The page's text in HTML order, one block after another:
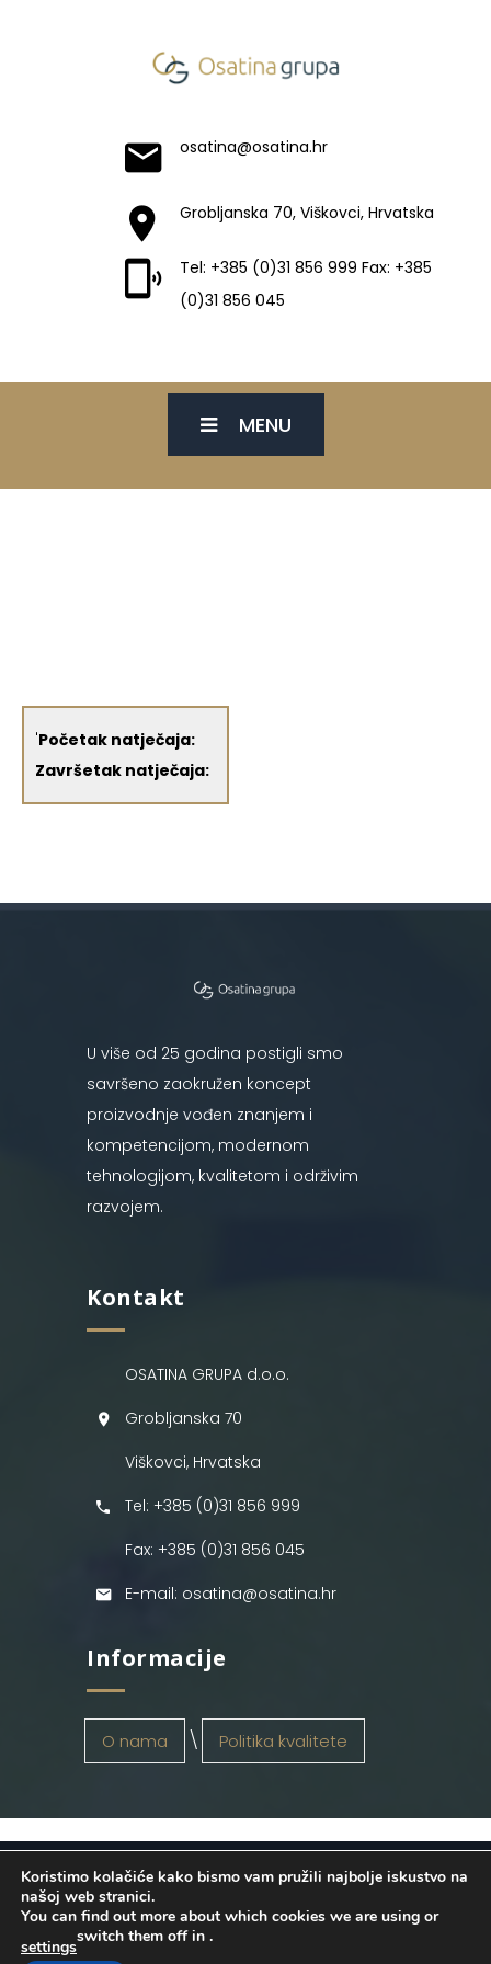
osatina@osatina.hr
Grobljanska 70, Viškovci, Hrvatska
Tel: +385 (0)31 856 999 Fax: +385
(0)31 856 045
MENU
'Početak natječaja:
Završetak natječaja:
U više od 25 godina postigli smo
savršeno zaokružen koncept
proizvodnje vođen znanjem i
kompetencijom, modernom
tehnologijom, kvalitetom i održivim
razvojem.
Kontakt
OSATINA GRUPA d.o.o.
Grobljanska 70
Viškovci, Hrvatska
Tel: +385 (0)31 856 999
Fax: +385 (0)31 856 045
E-mail: osatina@osatina.hr
Informacije
O nama Politika kvalitete
OSATINA GRUPA d.o.o. 2026
. Configured
byINFOS Osijek. Sva prava pridržana.
Koristimo kolačiće kako bismo vam pružili najbolje iskustvo na
našoj web stranici.
You can find out more about which cookies we are using or
switch them off in
settings
.